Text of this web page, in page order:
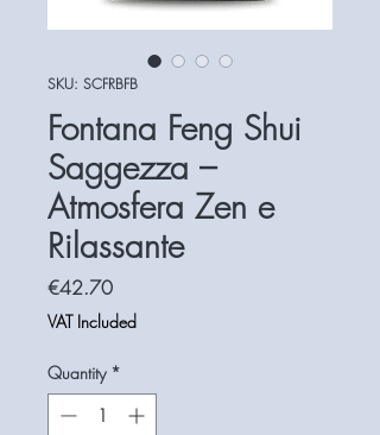
SKU: SCFRBFB
Fontana Feng Shui
Saggezza –
Atmosfera Zen e
Rilassante
€42.70Price
VAT Included
Quantity *